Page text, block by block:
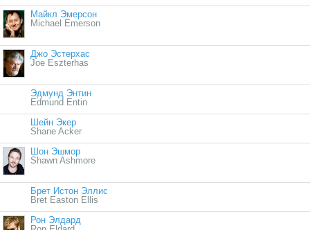
Майкл Эмерсон
Michael Emerson
Джо Эстерхас
Joe Eszterhas
Эдмунд Энтин
Edmund Entin
Шейн Экер
Shane Acker
Шон Эшмор
Shawn Ashmore
Брет Истон Эллис
Bret Easton Ellis
Рон Элдард